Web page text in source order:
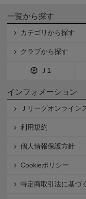
一覧から探す
カテゴリから探す
クラブから探す
Ｊ1
インフォメーション
Ｊリーグオンライン
利用規約
個人情報保護方針
Cookieポリシー
特定商取引法に基づ